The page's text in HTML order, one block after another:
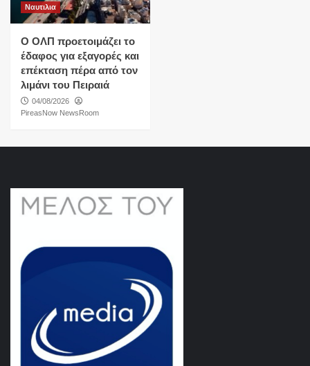
Ναυτιλια
O ΟΛΠ προετοιμάζει το
έδαφος για εξαγορές και
επέκταση πέρα από τον
λιμάνι του Πειραιά
04/08/2026
PireasNow NewsRoom